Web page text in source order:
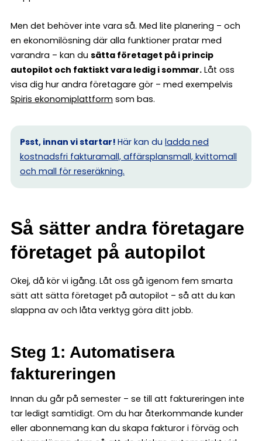
Men det behöver inte vara så. Med lite planering – och
en ekonomilösning där alla funktioner pratar med
varandra – kan du sätta företaget på i princip
autopilot och faktiskt vara ledig i sommar. Låt oss
visa dig hur andra företagare gör – med exempelvis
Spiris ekonomiplattform som bas.
Psst, innan vi startar! Här kan du ladda ned
kostnadsfri fakturamall, affärsplansmall, kvittomall
och mall för reseräkning.
Så sätter andra företagare
företaget på autopilot
Okej, då kör vi igång. Låt oss gå igenom fem smarta
sätt att sätta företaget på autopilot – så att du kan
slappna av och låta verktyg göra ditt jobb.
Steg 1: Automatisera
faktureringen
Innan du går på semester – se till att faktureringen inte
tar ledigt samtidigt. Om du har återkommande kunder
eller abonnemang kan du skapa fakturor i förväg och